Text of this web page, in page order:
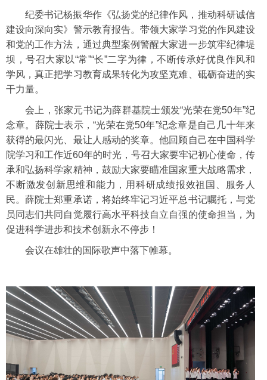
纪委书记杨振华作《弘扬党的纪律作风，推动科研诚信
建设向深向实》警示教育报告。带领大家学习党的作风建设
和党的工作方法，通过典型案例警醒大家进一步筑牢纪律堤
坝，号召大家以“常”“长”二字为律，不断传承好优良作风和
学风，真正把学习教育成果转化为攻坚克难、砥砺奋进的实
干力量。
会上，张家元书记为薛群基院士颁发“光荣在党50年”纪
念章。薛院士表示，“光荣在党50年”纪念章是自己几十年来
获得的最闪光、最让人感动的奖章。他回顾自己在中国科学
院学习和工作近60年的时光，号召大家要牢记初心使命，传
承和弘扬科学家精神，鼓励大家要瞄准国家重大战略需求，
不断激发创新思维和能力，用科研成绩报效祖国、服务人
民。薛院士郑重承诺，将始终牢记习近平总书记嘱托，与党
员同志们共同自觉履行高水平科技自立自强的使命担当，为
促进科学进步和技术创新永不停步！
会议在雄壮的国际歌声中落下帷幕。